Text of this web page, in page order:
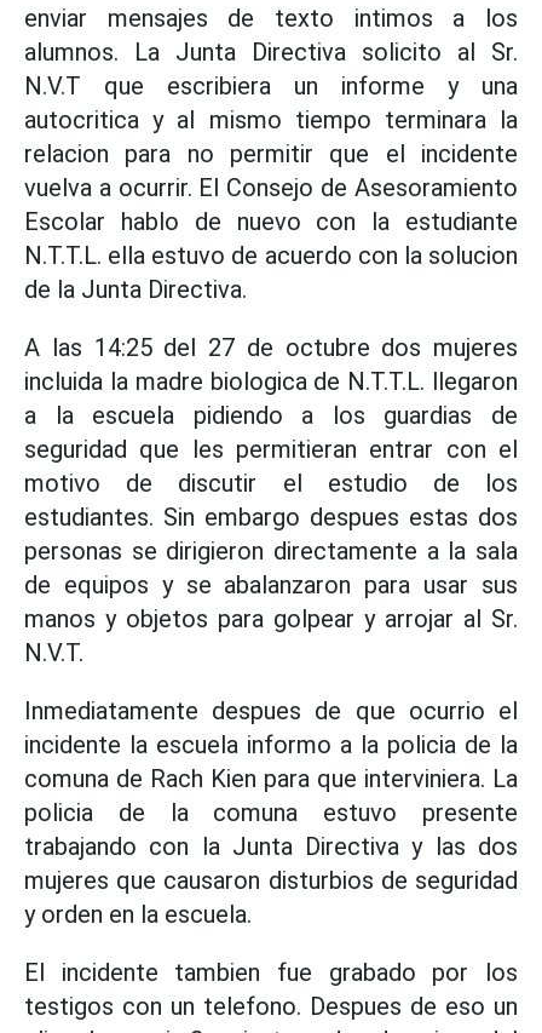
enviar mensajes de texto intimos a los
alumnos. La Junta Directiva solicito al Sr.
N.V.T que escribiera un informe y una
autocritica y al mismo tiempo terminara la
relacion para no permitir que el incidente
vuelva a ocurrir. El Consejo de Asesoramiento
Escolar hablo de nuevo con la estudiante
N.T.T.L. ella estuvo de acuerdo con la solucion
de la Junta Directiva.
A las 14:25 del 27 de octubre dos mujeres
incluida la madre biologica de N.T.T.L. llegaron
a la escuela pidiendo a los guardias de
seguridad que les permitieran entrar con el
motivo de discutir el estudio de los
estudiantes. Sin embargo despues estas dos
personas se dirigieron directamente a la sala
de equipos y se abalanzaron para usar sus
manos y objetos para golpear y arrojar al Sr.
N.V.T.
Inmediatamente despues de que ocurrio el
incidente la escuela informo a la policia de la
comuna de Rach Kien para que interviniera. La
policia de la comuna estuvo presente
trabajando con la Junta Directiva y las dos
mujeres que causaron disturbios de seguridad
y orden en la escuela.
El incidente tambien fue grabado por los
testigos con un telefono. Despues de eso un